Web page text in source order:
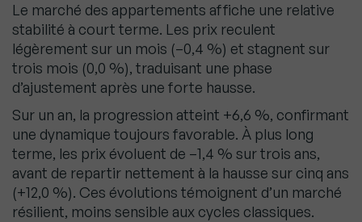
Le marché des appartements affiche une relative
stabilité à court terme. Les prix reculent
légèrement sur un mois (–0,4 %) et stagnent sur
trois mois (0,0 %), traduisant une phase
d’ajustement après une forte hausse.
Sur un an, la progression atteint +6,6 %, confirmant
une dynamique toujours favorable. À plus long
terme, les prix évoluent de –1,4 % sur trois ans,
avant de repartir nettement à la hausse sur cinq ans
(+12,0 %). Ces évolutions témoignent d’un marché
résilient, moins sensible aux cycles classiques.